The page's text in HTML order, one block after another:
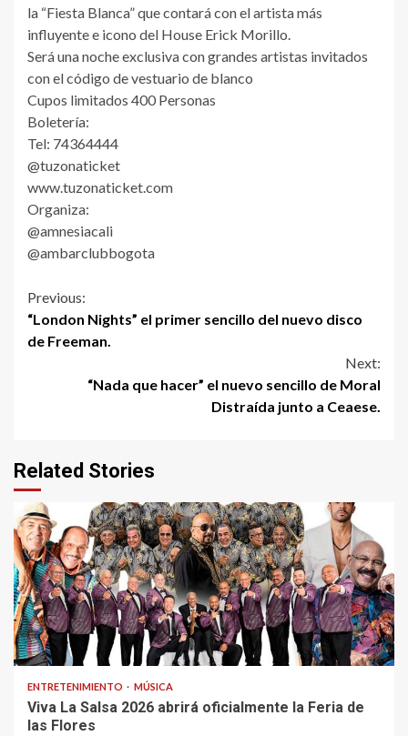
la “Fiesta Blanca” que contará con el artista más
influyente e icono del House Erick Morillo.
Será una noche exclusiva con grandes artistas invitados
con el código de vestuario de blanco
Cupos limitados 400 Personas
Boletería:
Tel: 74364444
@tuzonaticket
www.tuzonaticket.com
Organiza:
@amnesiacali
@ambarclubbogota
Continue
Reading
Previous:
“London Nights” el primer sencillo del nuevo disco
de Freeman.
Next:
“Nada que hacer” el nuevo sencillo de Moral
Distraída junto a Ceaese.
Related Stories
ENTRETENIMIENTO MÚSICA
Viva La Salsa 2026 abrirá oficialmente la Feria de
las Flores